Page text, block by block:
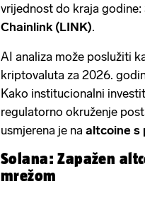
vrijednost do kraja godine:
Chainlink (LINK).
AI analiza može poslužiti
kriptovaluta za 2026.
Kako institucionalni
regulatorno okruženje
usmjerena je na altcoine s
Solana: Zapažen
mrežom